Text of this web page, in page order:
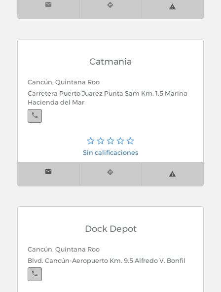
Catmania
Cancún, Quintana Roo
Carretera Puerto Juarez Punta Sam Km. 1.5 Marina
Hacienda del Mar
Sin calificaciones
Dock Depot
Cancún, Quintana Roo
Blvd. Cancún-Aeropuerto Km. 9.5 Alfredo V. Bonfil